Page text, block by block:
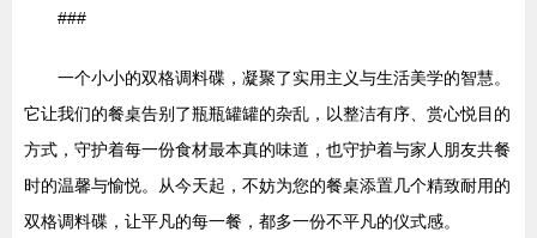
###
一个小小的双格调料碟，凝聚了实用主义与生活美学的智慧。
它让我们的餐桌告别了瓶瓶罐罐的杂乱，以整洁有序、赏心悦目的
方式，守护着每一份食材最本真的味道，也守护着与家人朋友共餐
时的温馨与愉悦。从今天起，不妨为您的餐桌添置几个精致耐用的
双格调料碟，让平凡的每一餐，都多一份不平凡的仪式感。